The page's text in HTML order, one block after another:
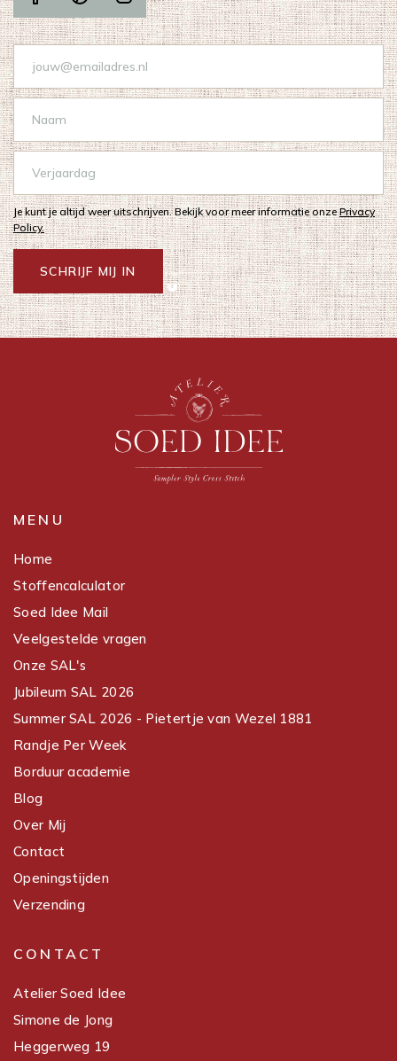
Je kunt je altijd weer uitschrijven. Bekijk voor meer informatie onzePrivacy
Policy.
SCHRIJF MIJ IN
MENU
Home
Stoffencalculator
Soed Idee Mail
Veelgestelde vragen
Onze SAL's
Jubileum SAL 2026
Summer SAL 2026 - Pietertje van Wezel 1881
Randje Per Week
Borduur academie
Blog
Over Mij
Contact
Openingstijden
Verzending
CONTACT
Atelier Soed Idee
Simone de Jong
Heggerweg 19